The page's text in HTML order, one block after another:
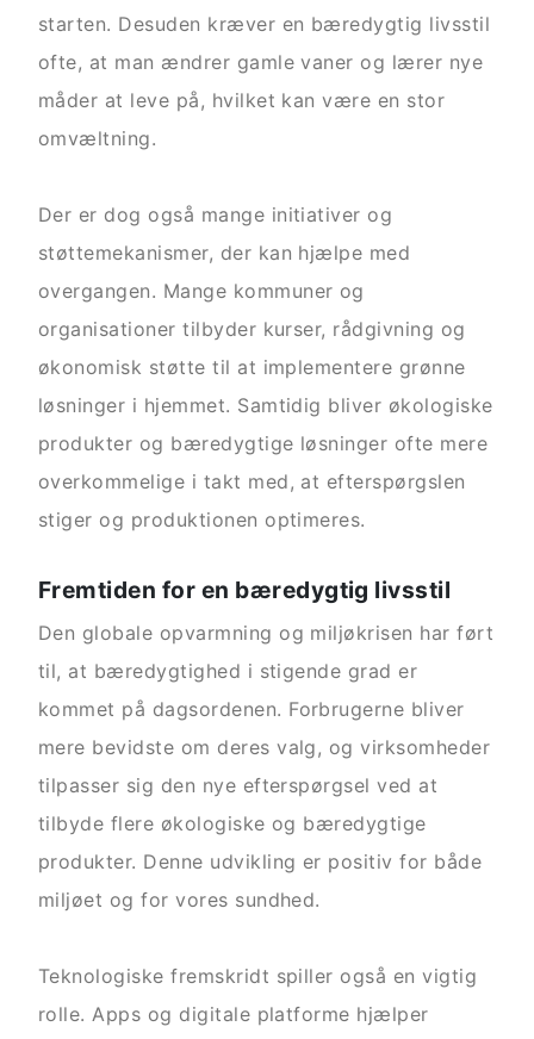
starten. Desuden kræver en bæredygtig livsstil
ofte, at man ændrer gamle vaner og lærer nye
måder at leve på, hvilket kan være en stor
omvæltning.
Der er dog også mange initiativer og
støttemekanismer, der kan hjælpe med
overgangen. Mange kommuner og
organisationer tilbyder kurser, rådgivning og
økonomisk støtte til at implementere grønne
løsninger i hjemmet. Samtidig bliver økologiske
produkter og bæredygtige løsninger ofte mere
overkommelige i takt med, at efterspørgslen
stiger og produktionen optimeres.
Fremtiden for en bæredygtig livsstil
Den globale opvarmning og miljøkrisen har ført
til, at bæredygtighed i stigende grad er
kommet på dagsordenen. Forbrugerne bliver
mere bevidste om deres valg, og virksomheder
tilpasser sig den nye efterspørgsel ved at
tilbyde flere økologiske og bæredygtige
produkter. Denne udvikling er positiv for både
miljøet og for vores sundhed.
Teknologiske fremskridt spiller også en vigtig
rolle. Apps og digitale platforme hjælper